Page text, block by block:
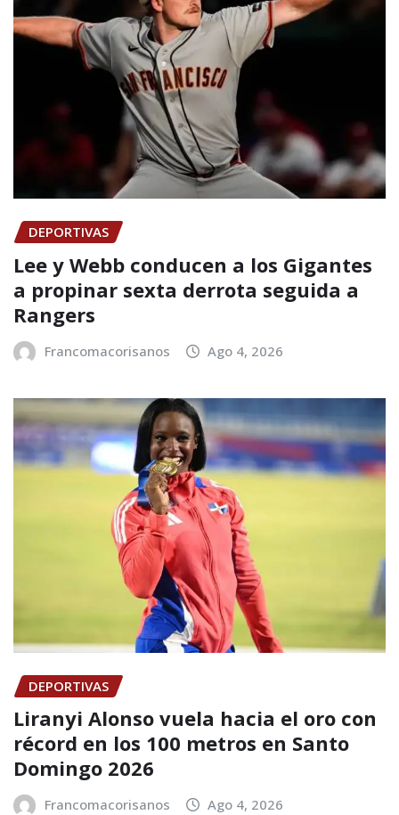
DEPORTIVAS
Lee y Webb conducen a los Gigantes
a propinar sexta derrota seguida a
Rangers
Francomacorisanos Ago 4, 2026
DEPORTIVAS
Liranyi Alonso vuela hacia el oro con
récord en los 100 metros en Santo
Domingo 2026
Francomacorisanos Ago 4, 2026